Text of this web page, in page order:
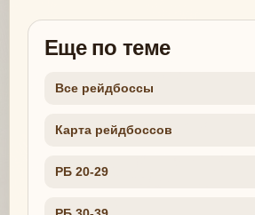
Еще по теме
Все рейдбоссы
Карта рейдбоссов
РБ 20-29